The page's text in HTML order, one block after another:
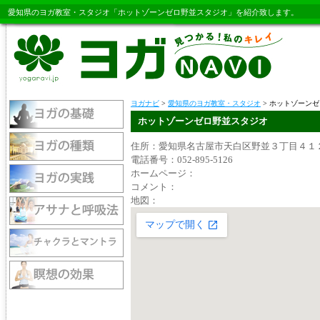
愛知県のヨガ教室・スタジオ「ホットゾーンゼロ野並スタジオ」を紹介致します。
ヨガナビ > 愛知県のヨガ教室・スタジオ > ホットゾーン
ホットゾーンゼロ野並スタジオ
住所：愛知県名古屋市天白区野並３丁目４１
電話番号：052-895-5126
ホームページ：
コメント：
地図：